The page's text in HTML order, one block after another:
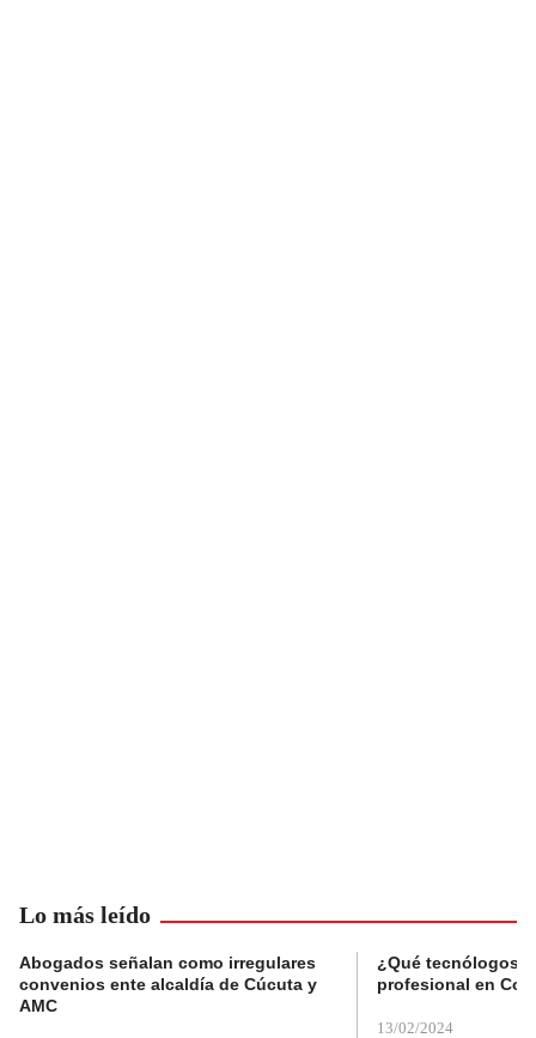
Lo más leído
Abogados señalan como irregulares
convenios ente alcaldía de Cúcuta y
AMC
¿Qué tecnólogos
profesional en
13/02/2024